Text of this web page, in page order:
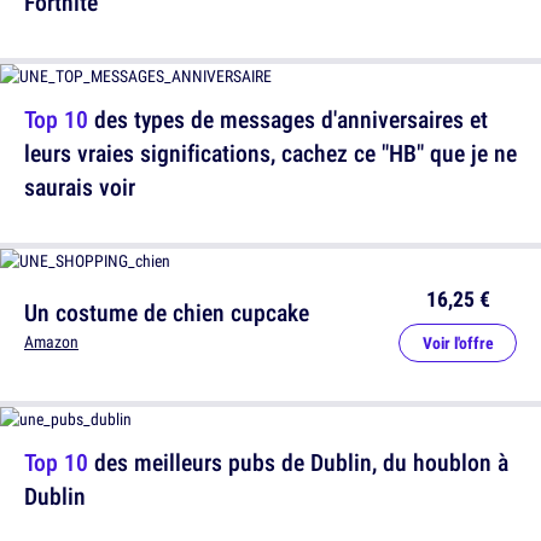
Un costume de chien cupcake
Amazon
16,25 €
Voir l'offre
Top 10 des types de messages d'anniversaires et
leurs vraies significations, cachez ce "HB" que je ne
saurais voir
Top 10 des meilleurs pubs de Dublin, du houblon à
Dublin